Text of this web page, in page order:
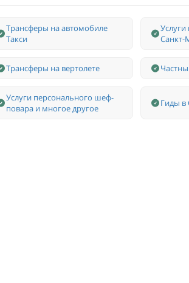
Трансферы на автомобиле
Такси
Услуги
Трансферы на вертолете
Услуги персонального шеф-
повара и многое другое
Гиды